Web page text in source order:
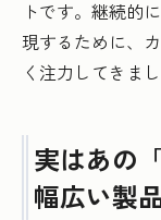
トです。継続的
現するために、
く注力してきまし
実はあの
幅広い製